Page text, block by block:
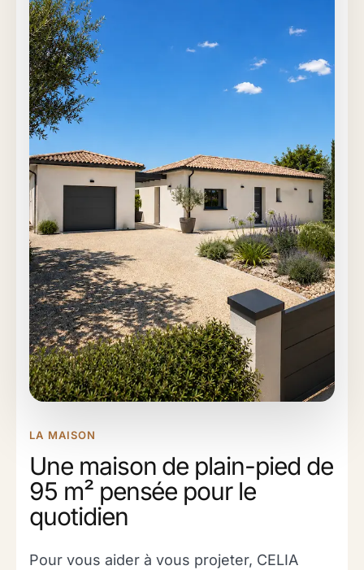
LA MAISON
Une maison de plain-pied de
95 m² pensée pour le
quotidien
Pour vous aider à vous projeter, CELIA